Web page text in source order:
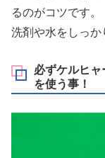
るのがコツです。
洗剤や水をしっか
必ずケルヒャ
を使う事！